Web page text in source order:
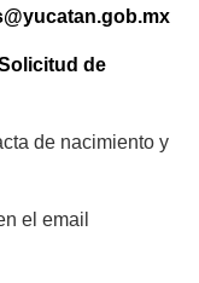
de
de nacimiento y
el email